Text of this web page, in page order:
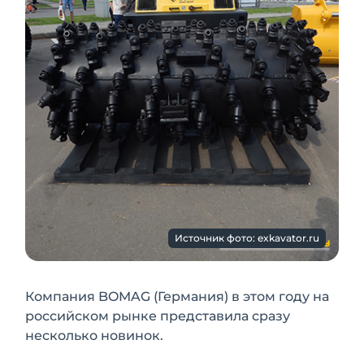
Источник фото: exkavator.ru
Компания BOMAG (Германия) в этом году на
российском рынке представила сразу
несколько новинок.